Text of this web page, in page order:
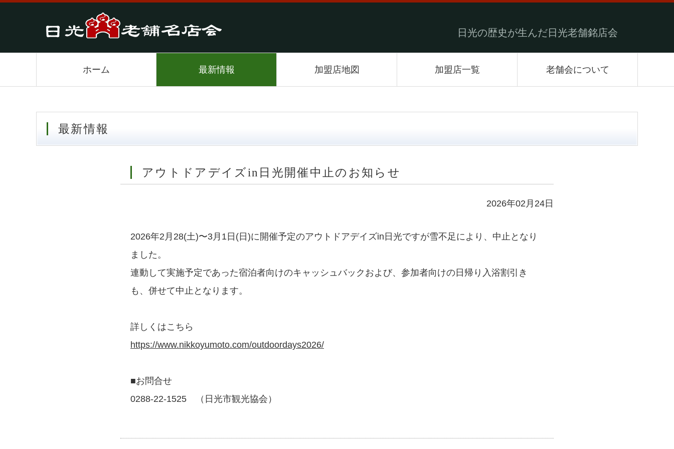
日光の歴史が生んだ日光老舗銘店会
ホーム 最新情報 加盟店地図 加盟店一覧 老舗会について
最新情報
アウトドアデイズin日光開催中止のお知らせ
2026年02月24日
2026年2月28(土)〜3月1日(日)に開催予定のアウトドアデイズin日光ですが雪不足により、中止となり
ました。
連動して実施予定であった宿泊者向けのキャッシュバックおよび、参加者向けの日帰り入浴割引き
も、併せて中止となります。
詳しくはこちら
https://www.nikkoyumoto.com/outdoordays2026/
■お問合せ
0288-22-1525 （日光市観光協会）